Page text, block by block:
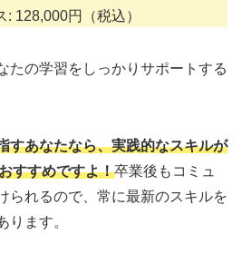
128,000円（税込）
たの学習をしっかりサポートする
すあなたなら、実践的なスキルが
すすめですよ！卒業後もコミュ
られるので、常に最新のスキルを
ります。